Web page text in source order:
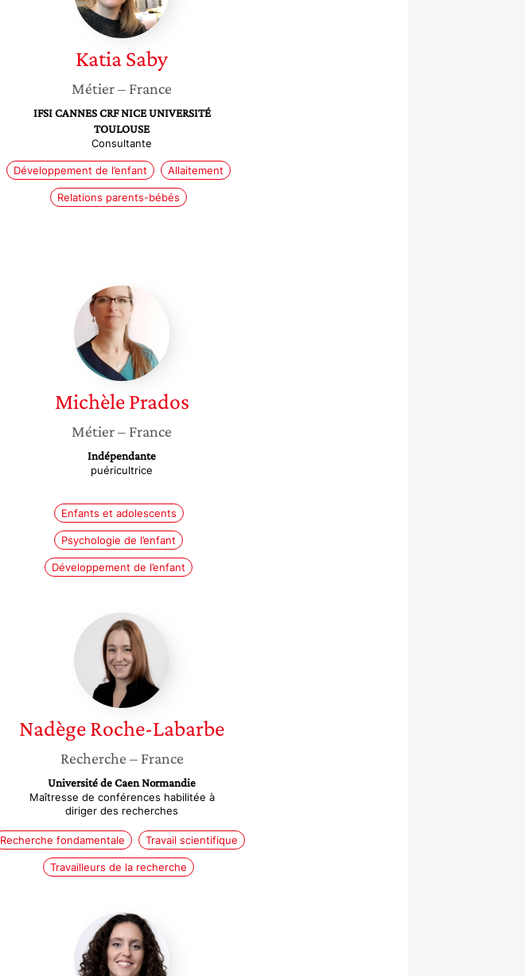
KatiaSaby
Métier– France
IFSI CANNES CRF NICE UNIVERSITÉ
TOULOUSE
Consultante
Développement de l’enfant Allaitement
Relations parents-bébés
Michèle
Prados
Michèle Prados
Métier– France
Indépendante
puéricultrice
Enfants et adolescents
Psychologie de l’enfant
Développement de l’enfant
Nadège
Roche-
Labarbe
NadègeRoche-Labarbe
Recherche – France
Université de Caen Normandie
Maîtresse de conférences habilitée à
diriger des recherches
Recherche fondamentale Travail scientifique
Travailleurs de la recherche
Marie
Danet